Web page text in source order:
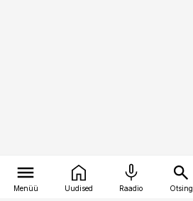
Menüü Uudised Raadio Otsing